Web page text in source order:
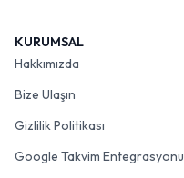
KURUMSAL
Hakkımızda
Bize Ulaşın
Gizlilik Politikası
Google Takvim Entegrasyonu